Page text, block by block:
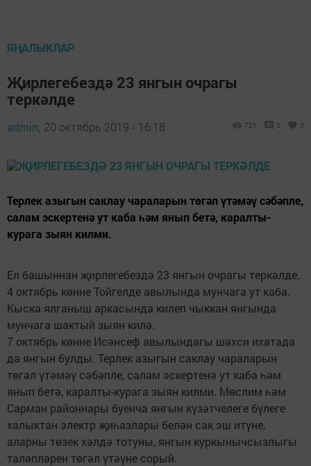
ЯҢАЛЫКЛАР
Җирлегебездә 23 янгын очрагы
теркәлде
admin, 20 октябрь 2019 - 16:18 721 0 0
Терлек азыгын саклау чараларын төгәл үтәмәү сәбәпле,
салам эскертенә ут каба һәм янып бетә, каралты-
курага зыян килми.
Ел башыннан җирлегебездә 23 янгын очрагы теркәлде.
4 октябрь көнне Тойгелде авылында мунчага ут каба.
Кыска ялганыш аркасында килеп чыккан янгында
мунчага шактый зыян килә.
7 октябрь көнне Исәнсеф авылындагы шәхси ихатада
да янгын булды. Терлек азыгын саклау чараларын
төгәл үтәмәү сәбәпле, салам эскертенә ут каба һәм
янып бетә, каралты-курага зыян килми. Мөслим һәм
Сарман районнары буенча янгын күзәтчелеге бүлеге
халыктан электр җиһазлары белән сак эш итүне,
аларны төзек хәлдә тотуны, янгын куркынычсызлыгы
таләпләрен төгәл үтәүне сорый.